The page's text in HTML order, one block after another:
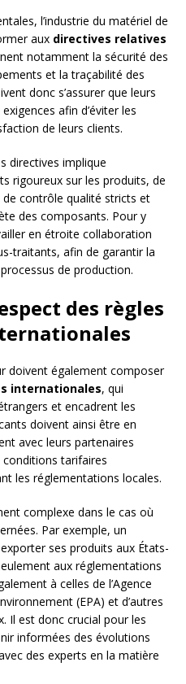
l’industrie du matériel de
aux directives relatives
notamment la sécurité des
et la traçabilité des
donc s’assurer que leurs
afin d’éviter les
de leurs clients.
directives implique
rigoureux sur les produits, de
contrôle qualité stricts et
des composants. Pour y
en étroite collaboration
traitants, afin de garantir la
de production.
des règles
doivent également composer
internationales, qui
et encadrent les
doivent ainsi être en
avec leurs partenaires
tarifaires
les réglementations locales.
complexe dans le cas où
Par exemple, un
ses produits aux États-
aux réglementations
à celles de l’Agence
(EPA) et d’autres
Il est donc crucial pour les
informées des évolutions
des experts en la matière